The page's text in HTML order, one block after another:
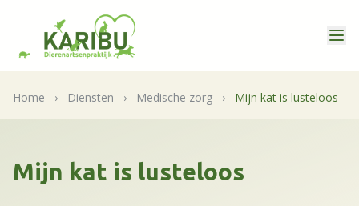
Home › Diensten › Medische zorg › Mijn kat is lusteloos
Mijn kat is lusteloos